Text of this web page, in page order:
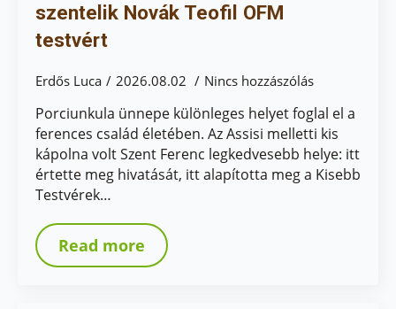
szentelik Novák Teofil OFM
testvért
Erdős Luca 2026.08.02 Nincs hozzászólás
Porciunkula ünnepe különleges helyet foglal el a
ferences család életében. Az Assisi melletti kis
kápolna volt Szent Ferenc legkedvesebb helye: itt
értette meg hivatását, itt alapította meg a Kisebb
Testvérek…
Read more